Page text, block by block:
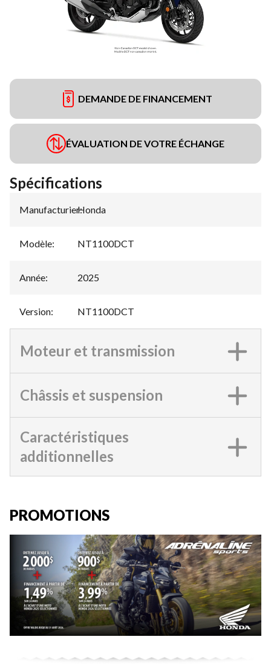
DEMANDE DE FINANCEMENT
ÉVALUATION DE VOTRE ÉCHANGE
Spécifications
Manufacturier:
Honda
Modèle: NT1100DCT
Année: 2025
Version: NT1100DCT
Moteur et transmission
Châssis et suspension
Caractéristiques
additionnelles
PROMOTIONS